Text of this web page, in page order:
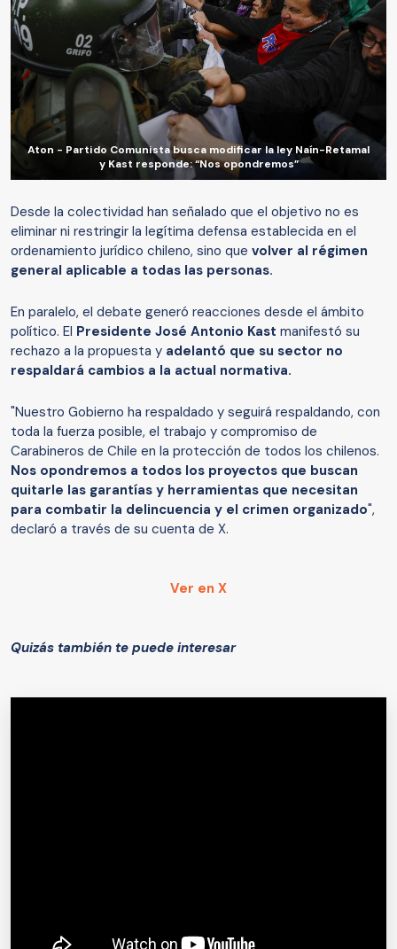
Aton - Partido Comunista busca modificar la ley Naín-Retamal
y Kast responde: “Nos opondremos”
Desde la colectividad han señalado que el objetivo no es
eliminar ni restringir la legítima defensa establecida en el
ordenamiento jurídico chileno, sino que volver al régimen
general aplicable a todas las personas.
En paralelo, el debate generó reacciones desde el ámbito
político. El Presidente José Antonio Kast manifestó su
rechazo a la propuesta y adelantó que su sector no
respaldará cambios a la actual normativa.
"Nuestro Gobierno ha respaldado y seguirá respaldando, con
toda la fuerza posible, el trabajo y compromiso de
Carabineros de Chile en la protección de todos los chilenos.
Nos opondremos a todos los proyectos que buscan
quitarle las garantías y herramientas que necesitan
para combatir la delincuencia y el crimen organizado",
declaró a través de su cuenta de X.
Ver en X
Quizás también te puede interesar